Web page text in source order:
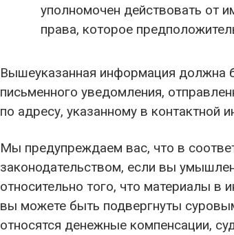
уполномочен действовать от
права, которое
Вышеуказанная информация должна
письменного уведомления,
по адресу, указанному в
Мы предупреждаем вас, что в
законодательством, если вы
относительно того, что материалы в
вы можете быть подвергнуты
относятся денежные компенсации,